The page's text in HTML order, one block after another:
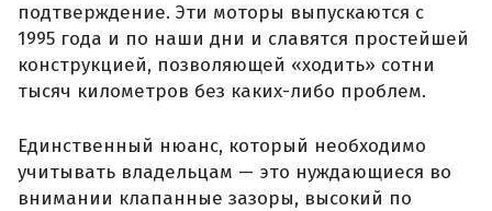
подтверждение. Эти моторы выпускаются с
1995 года и по наши дни и славятся простейшей
конструкцией, позволяющей «ходить» сотни
тысяч километров без каких-либо проблем.
Единственный нюанс, который необходимо
учитывать владельцам — это нуждающиеся во
внимании клапанные зазоры, высокий по